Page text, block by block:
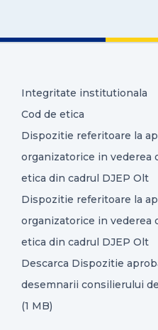
CONTACT
Integritate institutionala
Cod de etica
Dispozitie referitoare la
organizatorice in vederea
etica din cadrul DJEP Olt
Dispozitie referitoare la
organizatorice in vederea
etica din cadrul DJEP Olt
Descarca Dispozitie
desemnarii consilierului
(1 MB)